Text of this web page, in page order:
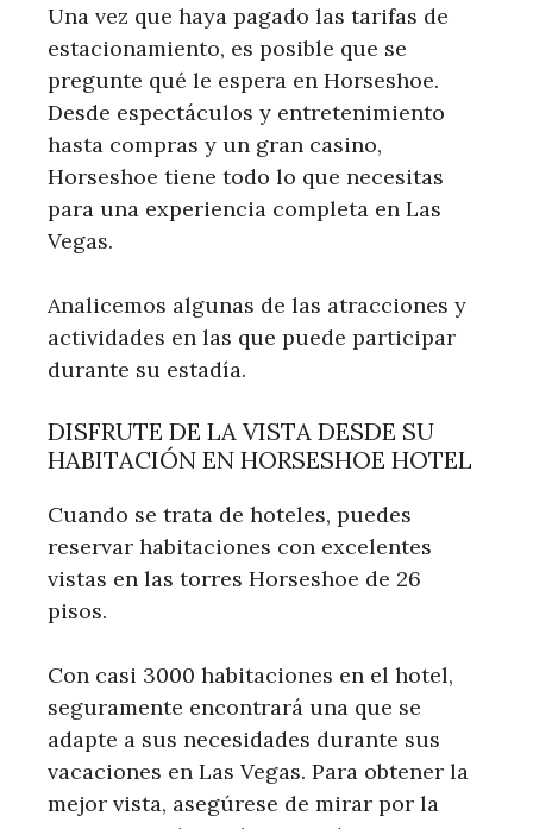
Una vez que haya pagado las tarifas de
estacionamiento, es posible que se
pregunte qué le espera en Horseshoe.
Desde espectáculos y entretenimiento
hasta compras y un gran casino,
Horseshoe tiene todo lo que necesitas
para una experiencia completa en Las
Vegas.
Analicemos algunas de las atracciones y
actividades en las que puede participar
durante su estadía.
DISFRUTE DE LA VISTA DESDE SU
HABITACIÓN EN HORSESHOE HOTEL
Cuando se trata de hoteles, puedes
reservar habitaciones con excelentes
vistas en las torres Horseshoe de 26
pisos.
Con casi 3000 habitaciones en el hotel,
seguramente encontrará una que se
adapte a sus necesidades durante sus
vacaciones en Las Vegas. Para obtener la
mejor vista, asegúrese de mirar por la